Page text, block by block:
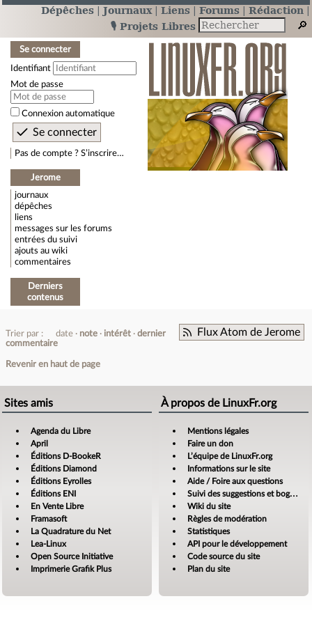
Dépêches Journaux Liens Forums
Rédaction
🎙️ Projets Libres
Se connecter
Identifiant
Mot de passe
Connexion automatique
Pas de compte ? S’inscrire…
Jerome
journaux
dépêches
liens
messages sur les forums
entrées du suivi
ajouts au wiki
commentaires
Derniers
contenus
Flux Atom de Jerome
Trier par : date note intérêt
dernier
commentaire
Revenir en haut de page
Sites amis
Agenda du Libre
April
Éditions D-BookeR
Éditions Diamond
Éditions Eyrolles
Éditions ENI
En Vente Libre
Framasoft
La Quadrature du Net
Lea-Linux
Open Source Initiative
Imprimerie Grafik Plus
À propos de LinuxFr.org
Mentions légales
Faire un don
L’équipe de LinuxFr.org
Informations sur le site
Aide / Foire aux questions
Suivi des suggestions et bogues
Wiki du site
Règles de modération
Statistiques
API pour le développement
Code source du site
Plan du site